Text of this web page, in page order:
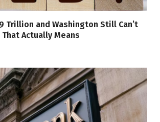
Trillion and Washington Still Can’t
Actually Means